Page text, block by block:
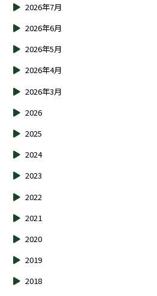
2026年7月
2026年6月
2026年5月
2026年4月
2026年3月
2026
2025
2024
2023
2022
2021
2020
2019
2018